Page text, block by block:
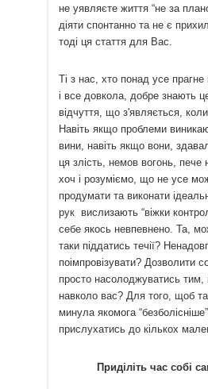
не уявляєте життя “не за
діяти спонтанно та не є
тоді ця стаття для Вас.
Ті з нас, хто понад усе прагне
і все довкола, добре знають
відчуття, що з'являється,
Навіть якщо проблеми
вини, навіть якщо вони,
ця злість, немов вогонь, пече
хоч і розуміємо, що не усе
продумати та виконати
рук вислизають “віжки
себе якось невпевнено. Та,
таки піддатись течії?
поімпровізувати? Дозволити
просто насолоджуватись тим,
навколо вас? Для того, щоб
минула якомога
прислухатись до кількох
Приділіть час собі